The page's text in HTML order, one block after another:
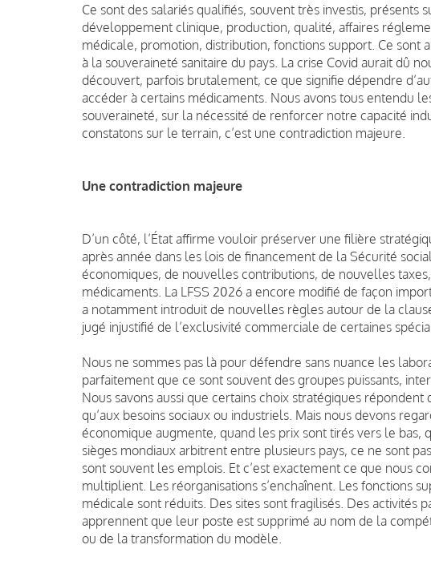
Ce sont des salariés qualifiés, souvent très investis, présents
développement clinique, production, qualité, affaires
médicale, promotion, distribution, fonctions support. Ce sont
à la souveraineté sanitaire du pays. La crise Covid aurait dû
découvert, parfois brutalement, ce que signifie dépendre
accéder à certains médicaments. Nous avons tous entendu
souveraineté, sur la nécessité de renforcer notre capacité
constatons sur le terrain, c’est une contradiction majeure.
Une contradiction majeure
D’un côté, l’État affirme vouloir préserver une filière
après année dans les lois de financement de la Sécurité
économiques, de nouvelles contributions, de nouvelles
médicaments. La LFSS 2026 a encore modifié de façon
a notamment introduit de nouvelles règles autour de la
jugé injustifié de l’exclusivité commerciale de certaines
Nous ne sommes pas là pour défendre sans nuance les
parfaitement que ce sont souvent des groupes puissants,
Nous savons aussi que certains choix stratégiques
qu’aux besoins sociaux ou industriels. Mais nous devons
économique augmente, quand les prix sont tirés vers le bas,
sièges mondiaux arbitrent entre plusieurs pays, ce ne sont
sont souvent les emplois. Et c’est exactement ce que nous
multiplient. Les réorganisations s’enchaînent. Les fonctions
médicale sont réduits. Des sites sont fragilisés. Des activités
apprennent que leur poste est supprimé au nom de la
ou de la transformation du modèle.